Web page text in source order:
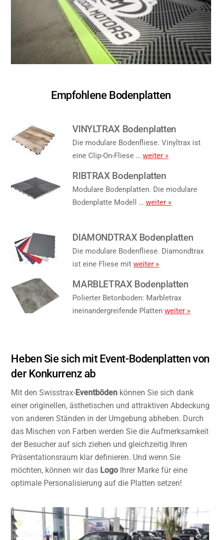
Empfohlene Bodenplatten
VINYLTRAX Bodenplatten
Die modulare Bodenfliese. Vinyltrax ist
eine Clip-On-Fliese …weiter »
RIBTRAX Bodenplatten
Modulare Bodenplatten. Die modulare
Bodenplatte Modell …weiter »
DIAMONDTRAX Bodenplatten
Die modulare Bodenfliese. Diamondtrax
ist eine Fliese mitweiter »
MARBLETRAX Bodenplatten
Polierter Betonboden: Marbletrax
ineinandergreifende Plattenweiter »
Heben Sie sich mit Event-Bodenplatten von
der Konkurrenz ab
Mit den Swisstrax-Eventböden können Sie sich dank
einer originellen, ästhetischen und attraktiven Abdeckung
von anderen Ständen in der Umgebung abheben. Durch
das Mischen von Farben werden Sie die Aufmerksamkeit
der Besucher auf sich ziehen und gleichzeitig Ihren
Präsentationsraum klar definieren. Und wenn Sie
möchten, können wir das Logo Ihrer Marke für eine
optimale Personalisierung auf die Platten setzen!